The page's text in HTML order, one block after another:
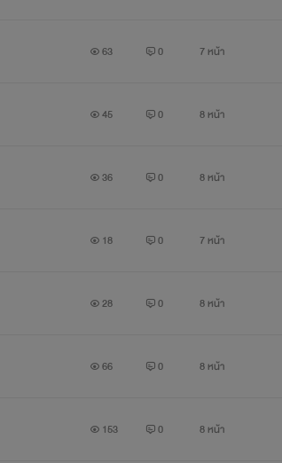
63 0 7 หน้า
45 0 8 หน้า
36 0 8 หน้า
18 0 7 หน้า
28 0 8 หน้า
66 0 8 หน้า
153 0 8 หน้า